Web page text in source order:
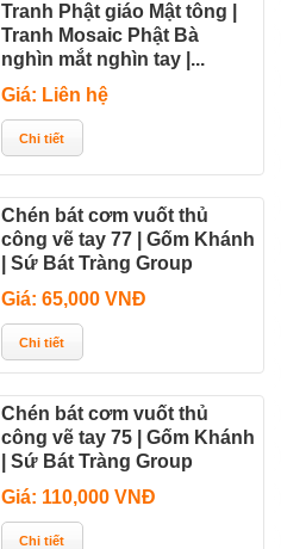
Tranh Phật giáo Mật tông |
Tranh Mosaic Phật Bà
nghìn mắt nghìn tay |...
Giá: Liên hệ
Chén bát cơm vuốt thủ
công vẽ tay 77 | Gốm Khánh
| Sứ Bát Tràng Group
Giá: 65,000 VNĐ
Chén bát cơm vuốt thủ
công vẽ tay 75 | Gốm Khánh
| Sứ Bát Tràng Group
Giá: 110,000 VNĐ